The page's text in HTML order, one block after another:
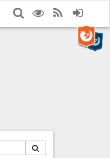
SearchDisplay
RSS